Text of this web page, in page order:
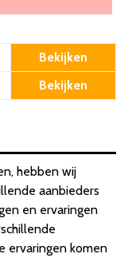
Bekijken
Bekijken
hebben wij
aanbieders
en ervaringen
ervaringen komen